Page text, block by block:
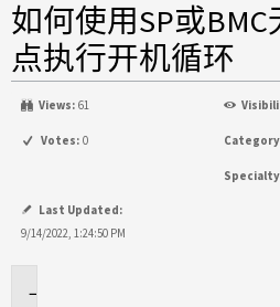
如何使用SP或
点执行开机循环
Views: 61
Votes: 0
Last Updated:
9/14/2022, 1:24:50 PM